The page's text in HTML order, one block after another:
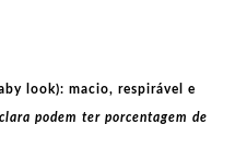
look): macio, respirável e
podem ter porcentagem de